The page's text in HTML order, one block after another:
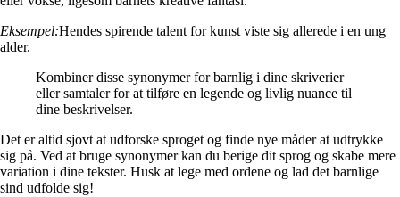
Eksempel:Hendes spirende talent for kunst viste sig allerede i en ung
alder.
Kombiner disse synonymer for barnlig i dine skriverier
eller samtaler for at tilføre en legende og livlig nuance til
dine beskrivelser.
Det er altid sjovt at udforske sproget og finde nye måder at udtrykke
sig på. Ved at bruge synonymer kan du berige dit sprog og skabe mere
variation i dine tekster. Husk at lege med ordene og lad det barnlige
sind udfolde sig!